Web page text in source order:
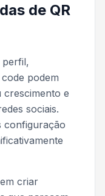
de QR
perfil,
podem
crescimento e
sociais.
configuração
criar